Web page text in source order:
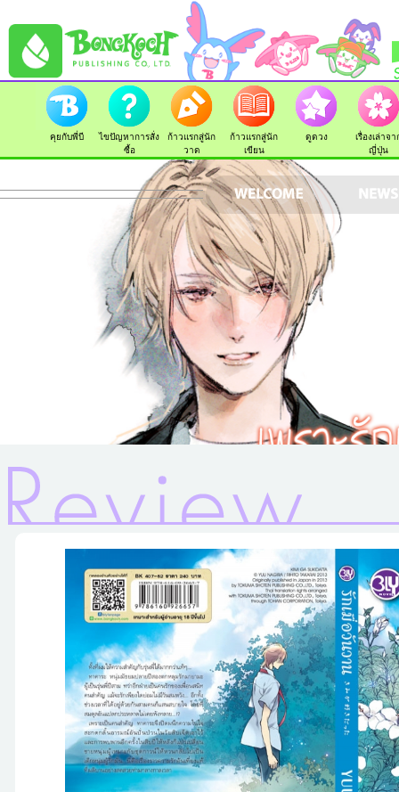
คุยกับพี่บี
ไขปัญหาการสั่ง
ซื้อ
ก้าวแรกสู่นัก
วาด
ก้าวแรกสู่นัก
เขียน
ดูดวง
เรื่องเล่าจา
ญี่ปุ่น